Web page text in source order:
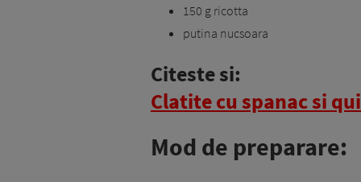
150 g ricotta
putina nucsoara
Citeste si:
Clatite cu spanac si
Mod de preparare: